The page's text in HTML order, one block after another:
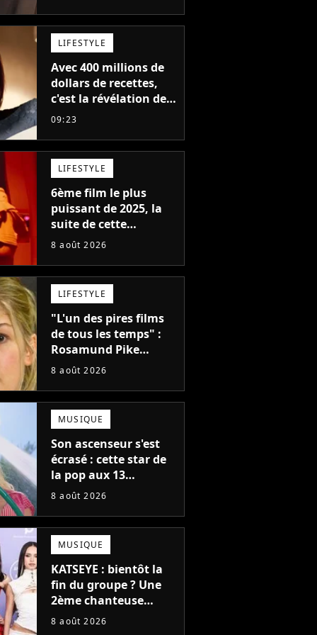
de recettes
LIFESTYLE
Avec 400 millions de
dollars de recettes,
c'est la révélation de
2026 au cinéma : cette
remplacer Jennifer
Lawrence chez Marvel
09:23
LIFESTYLE
6ème film le plus
puissant de 2025, la
suite de cette
franchise culte est
réalisateur claque la
porte pour "différends
créatifs"
8 août 2026
LIFESTYLE
"L'un des pires films
de tous les temps" :
Rosamund Pike
pensait que ce film
fiction avec Dwayne
Johnson mettrait fin à
sa carrière
8 août 2026
MUSIQUE
Son ascenseur s'est
écrasé : cette star de
la pop aux 13
milliards d'écoutes a
pensais ne plus
jamais chanter"
8 août 2026
MUSIQUE
KATSEYE : bientôt la
fin du groupe ? Une
2ème chanteuse
s'éloigne en 6 mois,
8 août 2026